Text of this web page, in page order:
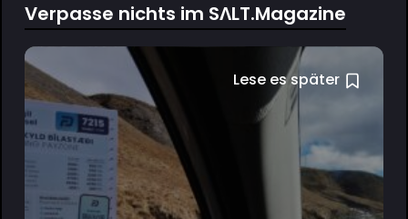
Verpasse nichts im SΛLT.Magazine
Lese es später